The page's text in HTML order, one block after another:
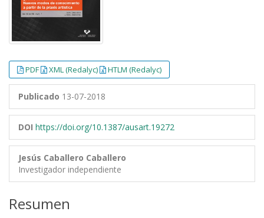
PDF XML (Redalyc) HTLM (Redalyc)
Publicado 13-07-2018
DOI https://doi.org/10.1387/ausart.19272
Jesús Caballero Caballero
Investigador independiente
Resumen